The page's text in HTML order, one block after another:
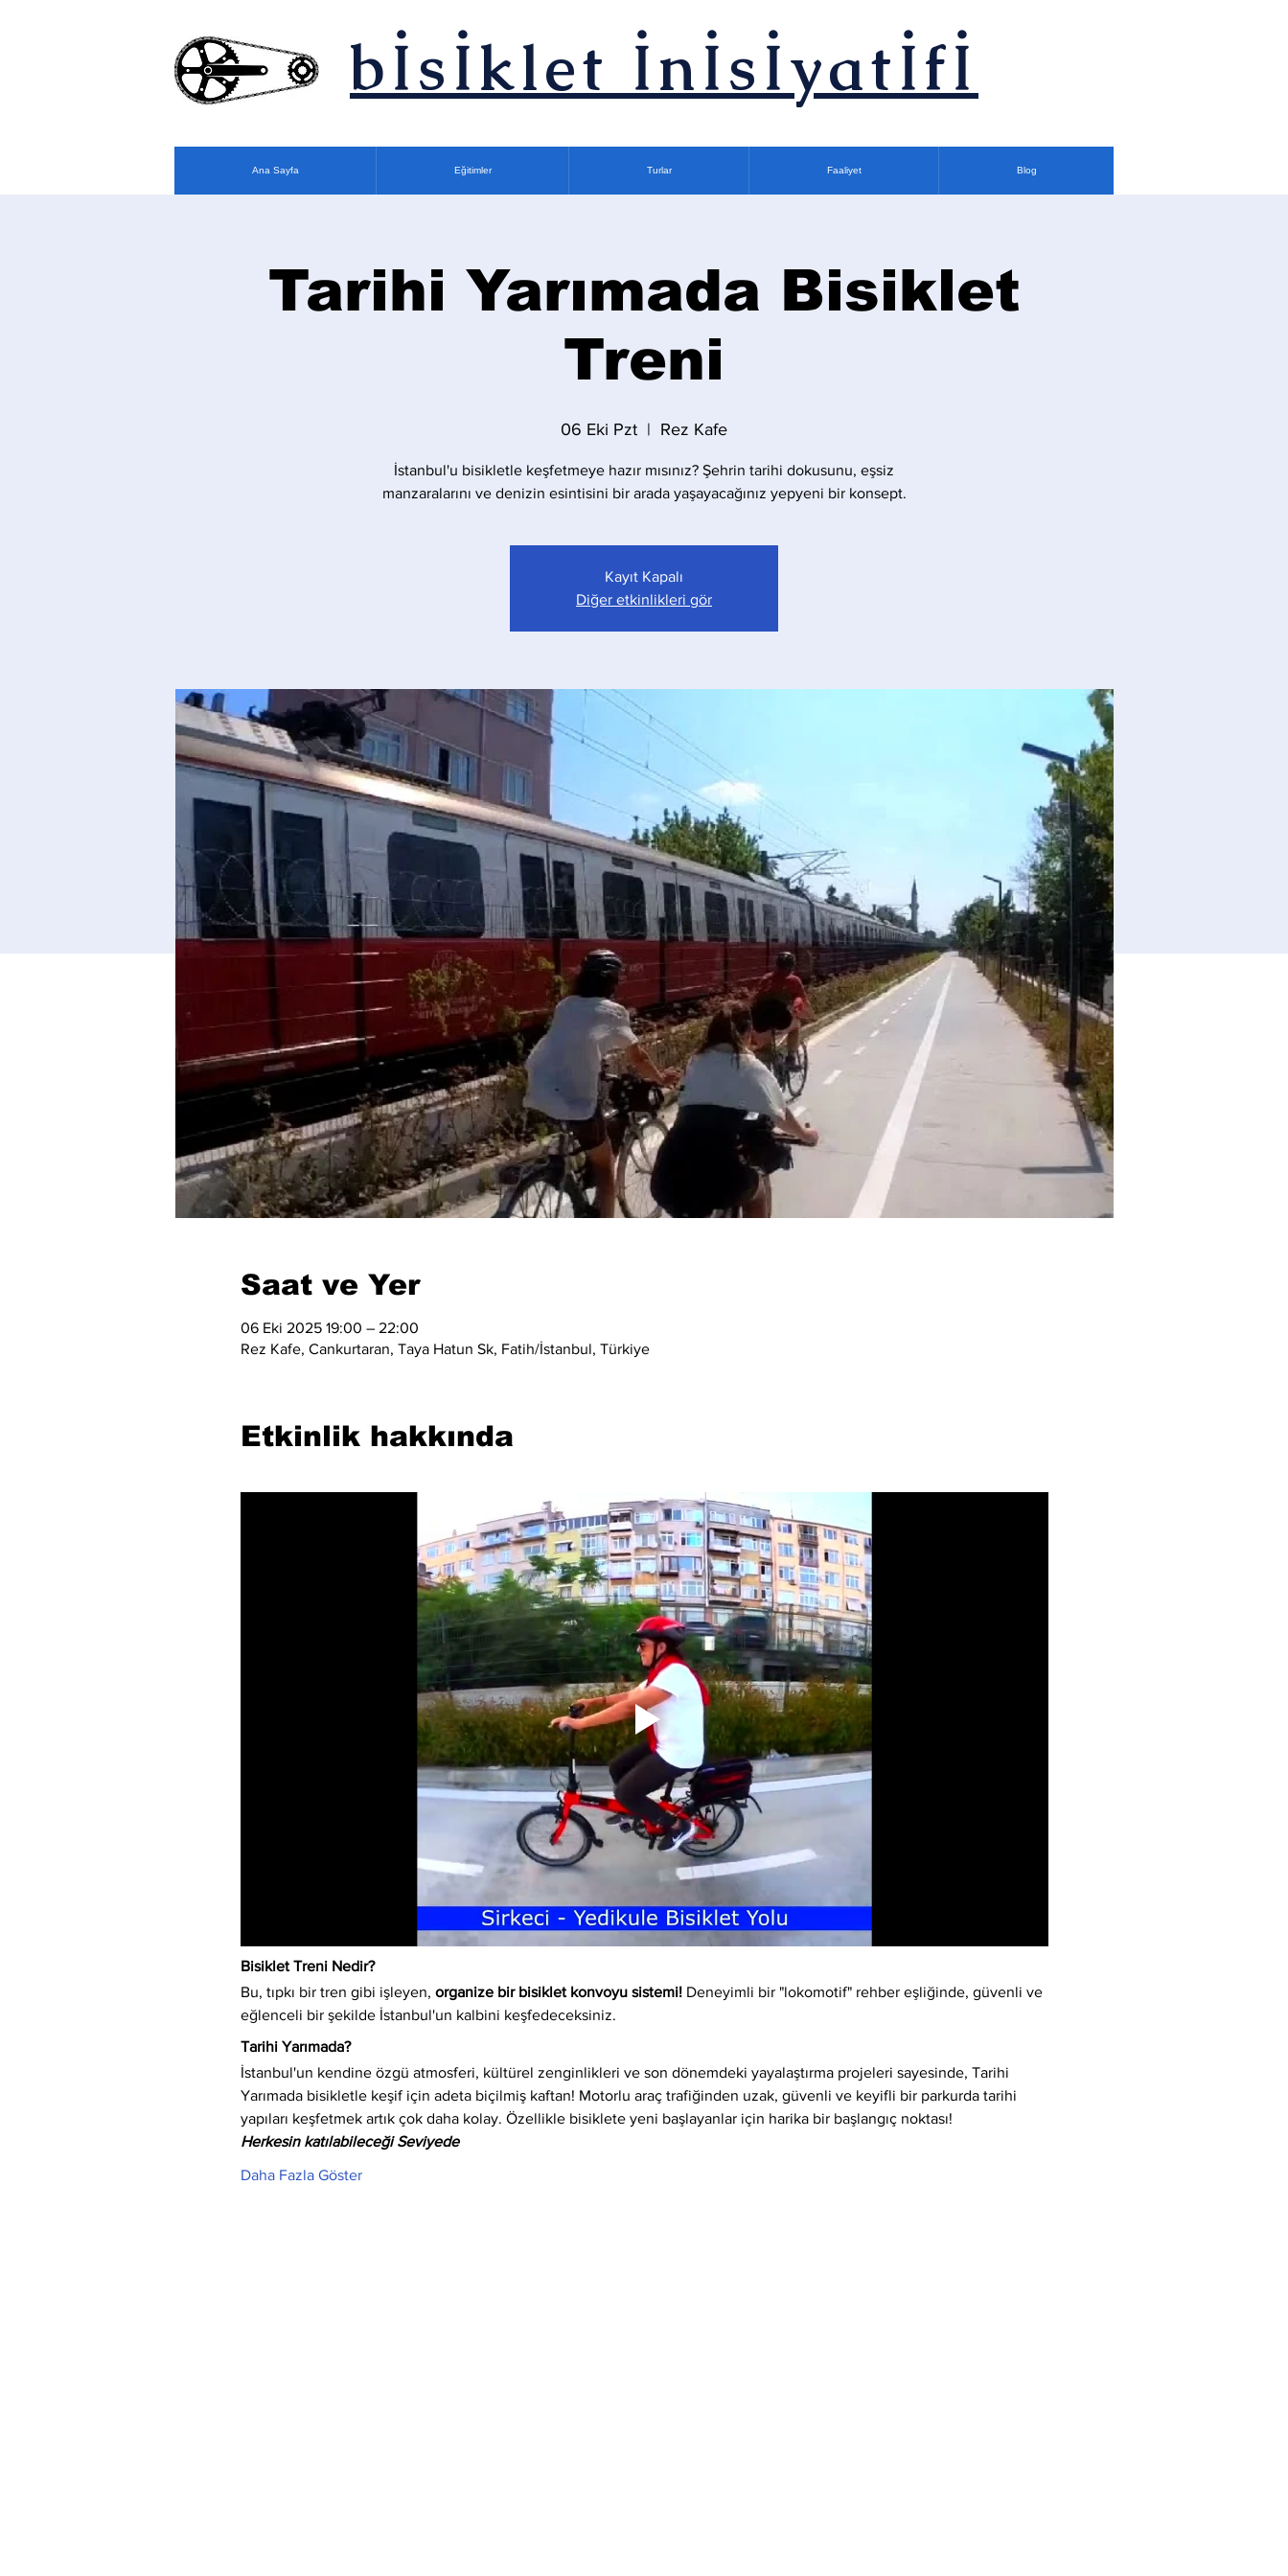
bİsİklet İnİsİyatİfİ
Ana Sayfa Eğitimler Turlar Faaliyet Blog
Tarihi Yarımada Bisiklet
Treni
06 Eki Pzt
  |
Rez Kafe
İstanbul'u bisikletle keşfetmeye hazır mısınız? Şehrin tarihi dokusunu, eşsiz
manzaralarını ve denizin esintisini bir arada yaşayacağınız yepyeni bir konsept.
Kayıt Kapalı
Diğer etkinlikleri gör
Saat ve Yer
06 Eki 2025 19:00 – 22:00
Rez Kafe, Cankurtaran, Taya Hatun Sk, Fatih/İstanbul, Türkiye
Etkinlik hakkında
Bisiklet Treni Nedir?
Bu, tıpkı bir tren gibi işleyen, organize bir bisiklet konvoyu sistemi! Deneyimli bir "lokomotif" rehber eşliğinde, güvenli ve
eğlenceli bir şekilde İstanbul'un kalbini keşfedeceksiniz.
Tarihi Yarımada?
İstanbul'un kendine özgü atmosferi, kültürel zenginlikleri ve son dönemdeki yayalaştırma projeleri sayesinde, Tarihi
Yarımada bisikletle keşif için adeta biçilmiş kaftan! Motorlu araç trafiğinden uzak, güvenli ve keyifli bir parkurda tarihi
yapıları keşfetmek artık çok daha kolay. Özellikle bisiklete yeni başlayanlar için harika bir başlangıç noktası!
Herkesin katılabileceği Seviyede
Daha Fazla Göster